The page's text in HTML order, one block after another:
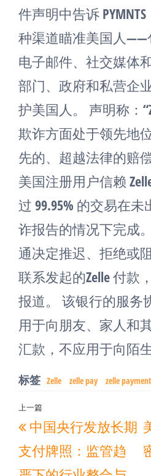
件声明中告诉
种渠道瞄准美国人——
电子邮件、社交媒体
部门、政府和私营企
护美国人。 声明称：
欺诈方面处于领先地
先的、超越法律的赔
美国注册用户信赖
过 99.95% 的交易在
诈报告的情况下完成
通决定推迟、拒绝或
联系发起的Zelle 付款
报道。 该银行的服务
用于向朋友、家人和
汇款，不应用于向陌
标签 Zelle zelle pay zelle
文
章
导
上
一
篇
上一篇
中国央行发放长期
支付牌照：监管趋